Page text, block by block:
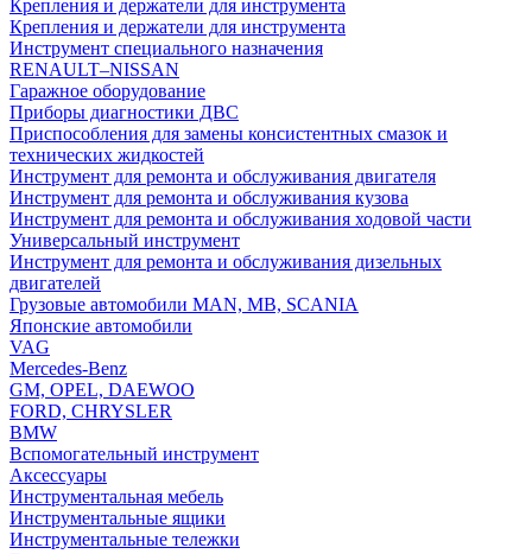
Крепления и держатели для инструмента
Крепления и держатели для инструмента
Инструмент специального назначения
RENAULT–NISSAN
Гаражное оборудование
Приборы диагностики ДВС
Приспособления для замены консистентных смазок и
технических жидкостей
Инструмент для ремонта и обслуживания двигателя
Инструмент для ремонта и обслуживания кузова
Инструмент для ремонта и обслуживания ходовой части
Универсальный инструмент
Инструмент для ремонта и обслуживания дизельных
двигателей
Грузовые автомобили MAN, MB, SCANIA
Японские автомобили
VAG
Mercedes-Benz
GM, OPEL, DAEWOO
FORD, CHRYSLER
BMW
Вспомогательный инструмент
Аксессуары
Инструментальная мебель
Инструментальные ящики
Инструментальные тележки